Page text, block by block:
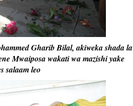
Gharib Bilal, akiweka shada la
Mwaiposa wakati wa mazishi yake
salaam leo